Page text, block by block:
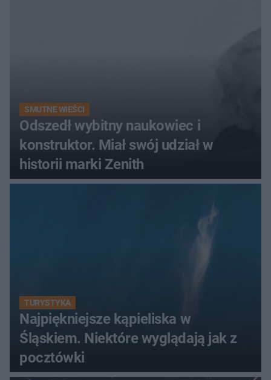
SMUTNE WIEŚCI
Odszedł wybitny naukowiec i
konstruktor. Miał swój udział w
historii marki Zenith
TURYSTYKA
Najpiękniejsze kąpieliska w
Śląskiem. Niektóre wyglądają jak z
pocztówki